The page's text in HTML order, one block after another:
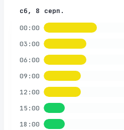
сб, 8 серп.
00:00
03:00
06:00
09:00
12:00
15:00
18:00